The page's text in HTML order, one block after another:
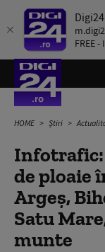
Digi24
FREE
HOME Știri
de ploaie
Argeş,
Satu
munte